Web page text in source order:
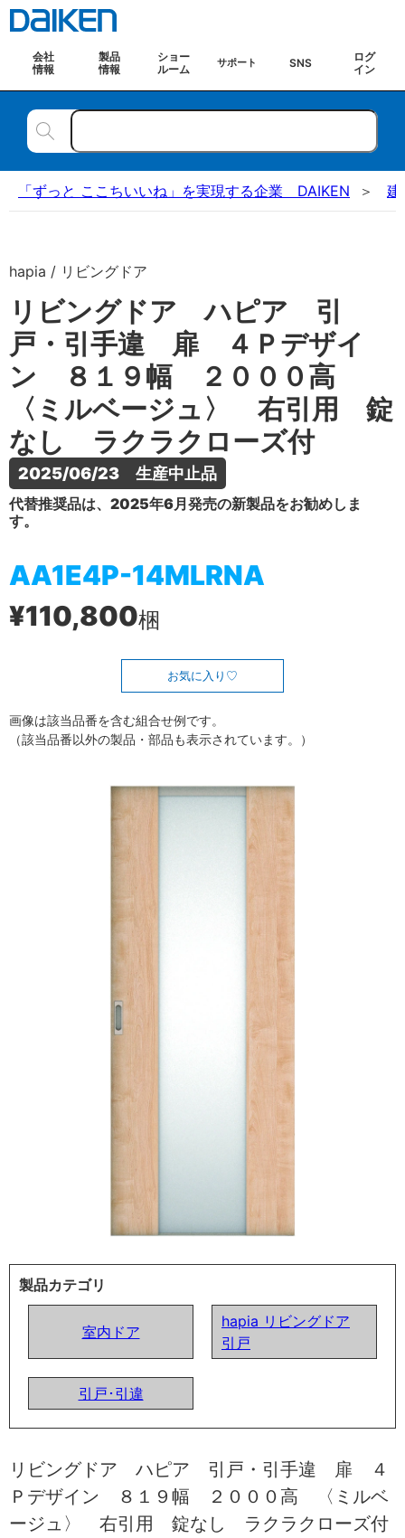
会社
情報
製品
情報
ショー
ルーム
サポート SNS
ログ
イン
「ずっと ここちいいね」を実現する企業 DAIKEN 建
hapia / リビングドア
リビングドア ハピア 引
戸・引手違 扉 ４Ｐデザイ
ン ８１９幅 ２０００高
〈ミルベージュ〉 右引用 錠
なし ラクラクローズ付
2025/06/23　生産中止品
代替推奨品は、2025年6月発売の新製品をお勧めしま
す。
AA1E4P-14MLRNA
¥110,800梱
お気に入り
画像は該当品番を含む組合せ例です。
（該当品番以外の製品・部品も表示されています。）
製品カテゴリ
室内ドア
hapia リビングドア
引戸
引戸･引違
リビングドア ハピア 引戸・引手違 扉 ４
Ｐデザイン ８１９幅 ２０００高 〈ミルベ
ージュ〉 右引用 錠なし ラクラクローズ付